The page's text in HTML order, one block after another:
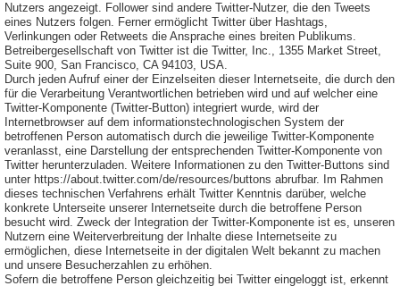
Nutzers angezeigt. Follower sind andere Twitter-Nutzer, die den Tweets
eines Nutzers folgen. Ferner ermöglicht Twitter über Hashtags,
Verlinkungen oder Retweets die Ansprache eines breiten Publikums.
Betreibergesellschaft von Twitter ist die Twitter, Inc., 1355 Market Street,
Suite 900, San Francisco, CA 94103, USA.
Durch jeden Aufruf einer der Einzelseiten dieser Internetseite, die durch den
für die Verarbeitung Verantwortlichen betrieben wird und auf welcher eine
Twitter-Komponente (Twitter-Button) integriert wurde, wird der
Internetbrowser auf dem informationstechnologischen System der
betroffenen Person automatisch durch die jeweilige Twitter-Komponente
veranlasst, eine Darstellung der entsprechenden Twitter-Komponente von
Twitter herunterzuladen. Weitere Informationen zu den Twitter-Buttons sind
unter https://about.twitter.com/de/resources/buttons abrufbar. Im Rahmen
dieses technischen Verfahrens erhält Twitter Kenntnis darüber, welche
konkrete Unterseite unserer Internetseite durch die betroffene Person
besucht wird. Zweck der Integration der Twitter-Komponente ist es, unseren
Nutzern eine Weiterverbreitung der Inhalte diese Internetseite zu
ermöglichen, diese Internetseite in der digitalen Welt bekannt zu machen
und unsere Besucherzahlen zu erhöhen.
Sofern die betroffene Person gleichzeitig bei Twitter eingeloggt ist, erkennt